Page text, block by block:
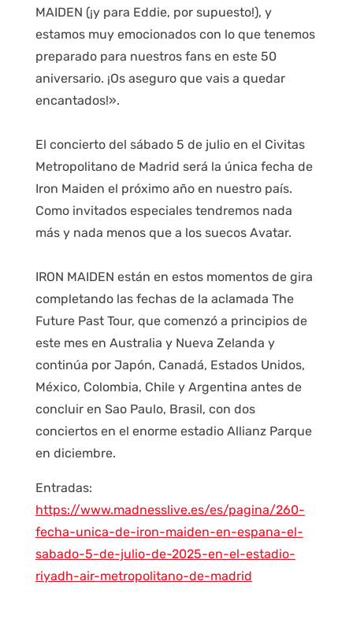
MAIDEN (¡y para Eddie, por supuesto!), y
estamos muy emocionados con lo que tenemos
preparado para nuestros fans en este 50
aniversario. ¡Os aseguro que vais a quedar
encantados!».
El concierto del sábado 5 de julio en el Civitas
Metropolitano de Madrid será la única fecha de
Iron Maiden el próximo año en nuestro país.
Como invitados especiales tendremos nada
más y nada menos que a los suecos Avatar.
IRON MAIDEN están en estos momentos de gira
completando las fechas de la aclamada The
Future Past Tour, que comenzó a principios de
este mes en Australia y Nueva Zelanda y
continúa por Japón, Canadá, Estados Unidos,
México, Colombia, Chile y Argentina antes de
concluir en Sao Paulo, Brasil, con dos
conciertos en el enorme estadio Allianz Parque
en diciembre.
Entradas:
https://www.madnesslive.es/es/pagina/260-
fecha-unica-de-iron-maiden-en-espana-el-
sabado-5-de-julio-de-2025-en-el-estadio-
riyadh-air-metropolitano-de-madrid